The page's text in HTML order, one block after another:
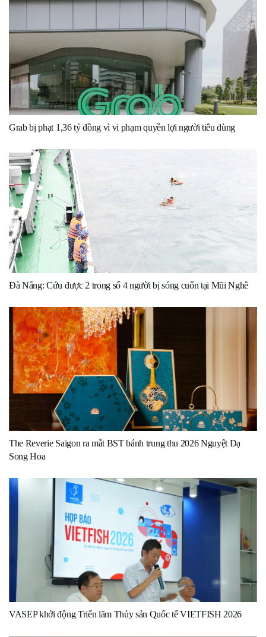
Grab bị phạt 1,36 tỷ đồng vì vi phạm quyền lợi người tiêu dùng
Đà Nẵng: Cứu được 2 trong số 4 người bị sóng cuốn tại Mũi Nghê
The Reverie Saigon ra mắt BST bánh trung thu 2026 Nguyệt Dạ
Song Hoa
VASEP khởi động Triển lãm Thủy sản Quốc tế VIETFISH 2026